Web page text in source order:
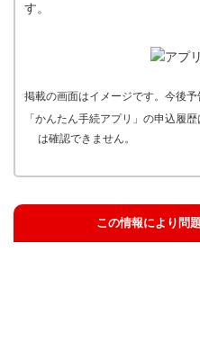
す。
掲載の画面はイメージです。今後
「かんたん手続アプリ」の申込履
は確認できません。
この情報により問